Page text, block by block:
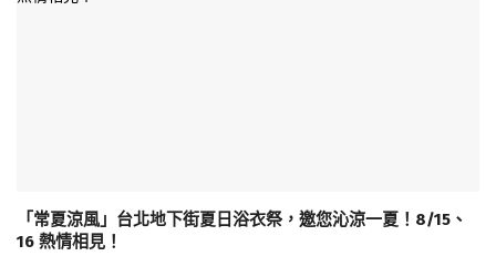
「常夏涼風」台北地下街夏日浴衣祭，邀您沁涼一夏！8/15、
16 熱情相見！